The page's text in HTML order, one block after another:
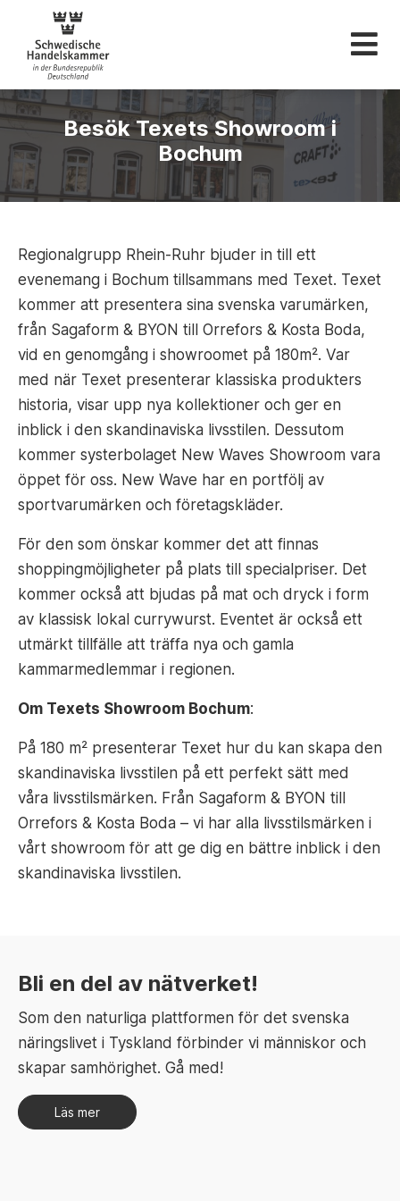
Svenska
Besök Texets Showroom i
Bochum
Regionalgrupp Rhein-Ruhr bjuder in till ett
evenemang i Bochum tillsammans med Texet. Texet
kommer att presentera sina svenska varumärken,
från Sagaform & BYON till Orrefors & Kosta Boda,
vid en genomgång i showroomet på 180m². Var
med när Texet presenterar klassiska produkters
historia, visar upp nya kollektioner och ger en
inblick i den skandinaviska livsstilen. Dessutom
kommer systerbolaget New Waves Showroom vara
öppet för oss. New Wave har en portfölj av
sportvarumärken och företagskläder.
För den som önskar kommer det att finnas
shoppingmöjligheter på plats till specialpriser. Det
kommer också att bjudas på mat och dryck i form
av klassisk lokal currywurst. Eventet är också ett
utmärkt tillfälle att träffa nya och gamla
kammarmedlemmar i regionen.
Om Texets Showroom Bochum:
På 180 m² presenterar Texet hur du kan skapa den
skandinaviska livsstilen på ett perfekt sätt med
våra livsstilsmärken. Från Sagaform & BYON till
Orrefors & Kosta Boda – vi har alla livsstilsmärken i
vårt showroom för att ge dig en bättre inblick i den
skandinaviska livsstilen.
Bli en del av nätverket!
Som den naturliga plattformen för det svenska
näringslivet i Tyskland förbinder vi människor och
skapar samhörighet. Gå med!
Läs mer